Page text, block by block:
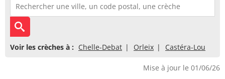
Voir les crèches à : Chelle-Debat Orleix Castéra-Lou
Mise à jour le 01/06/26